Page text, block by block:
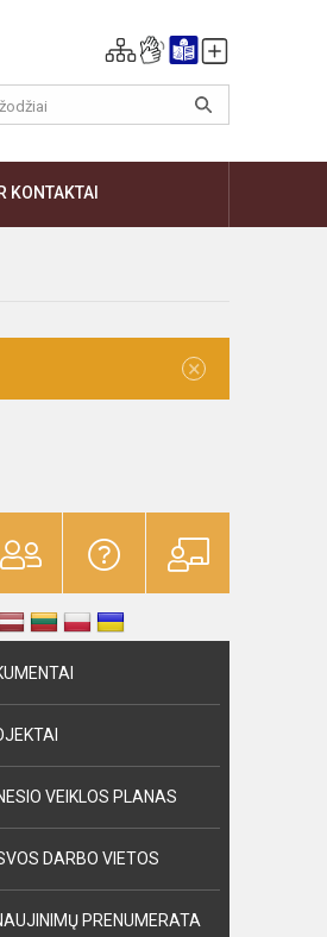
KONTAKTAI
×
VEIKLOS PLANAS
DARBO VIETOS
PRENUMERATA